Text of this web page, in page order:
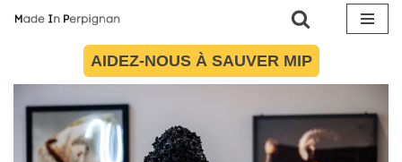
AIDEZ-NOUS À SAUVER MIP
culturelle
parHugo Hancewicz Culture